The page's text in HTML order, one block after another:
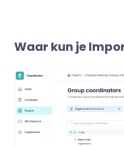
Waar kun je